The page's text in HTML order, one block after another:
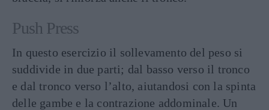
Push Press
In questo esercizio il sollevamento del peso si
suddivide in due parti; dal basso verso il tronco
e dal tronco verso l’alto, aiutandosi con la spinta
delle gambe e la contrazione addominale. Un